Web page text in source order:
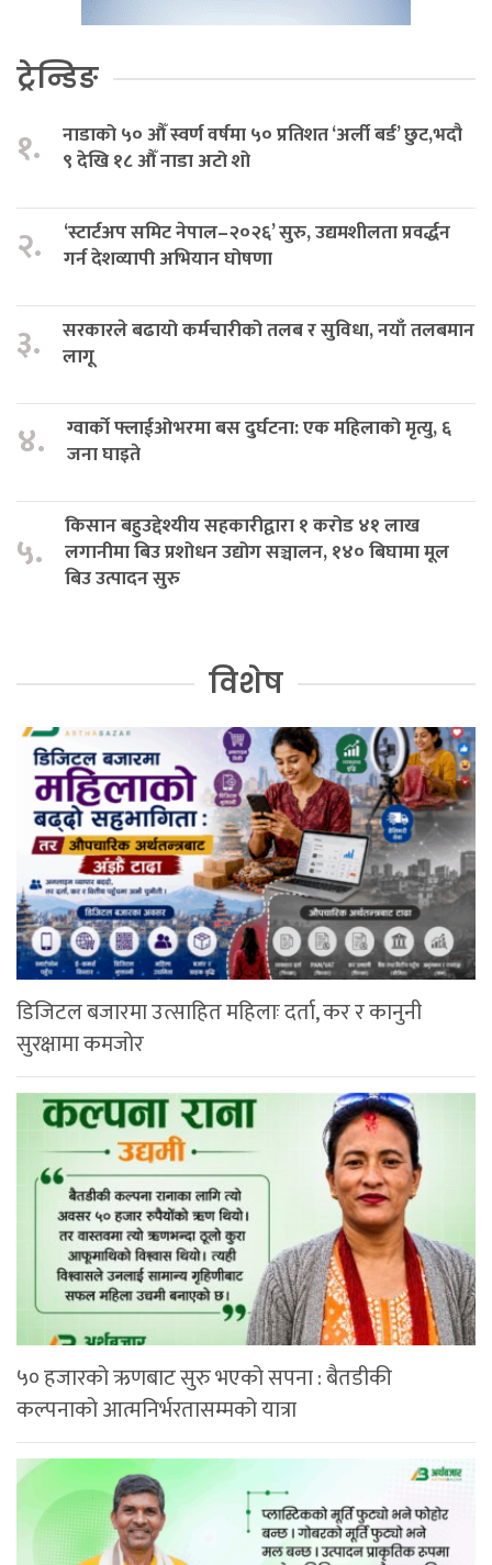
ट्रेन्डिङ
१.
नाडाको ५० औँ स्वर्ण वर्षमा ५० प्रतिशत ‘अर्ली बर्ड’ छुट,भदौ
९ देखि १८ औँ नाडा अटो शो
२.
‘स्टार्टअप समिट नेपाल–२०२६’ सुरु, उद्यमशीलता प्रवर्द्धन
गर्न देशव्यापी अभियान घोषणा
३.
सरकारले बढायो कर्मचारीको तलब र सुविधा, नयाँ तलबमान
लागू
४.
ग्वार्को फ्लाईओभरमा बस दुर्घटना: एक महिलाको मृत्यु, ६
जना घाइते
५.
किसान बहुउद्देश्यीय सहकारीद्वारा १ करोड ४१ लाख
लगानीमा बिउ प्रशोधन उद्योग सञ्चालन, १४० बिघामा मूल
बिउ उत्पादन सुरु
विशेष
डिजिटल बजारमा उत्साहित महिलाः दर्ता, कर र कानुनी
सुरक्षामा कमजोर
५० हजारको ऋणबाट सुरु भएको सपना : बैतडीकी
कल्पनाको आत्मनिर्भरतासम्मको यात्रा